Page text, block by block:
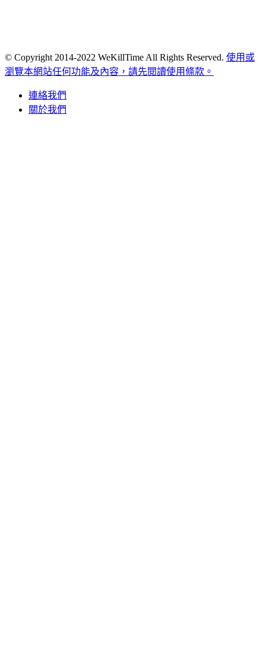
© Copyright 2014-2022 WeKillTime All Rights Reserved. 使用或
瀏覽本網站任何功能及內容，請先閱讀使用條款。
連絡我們
關於我們